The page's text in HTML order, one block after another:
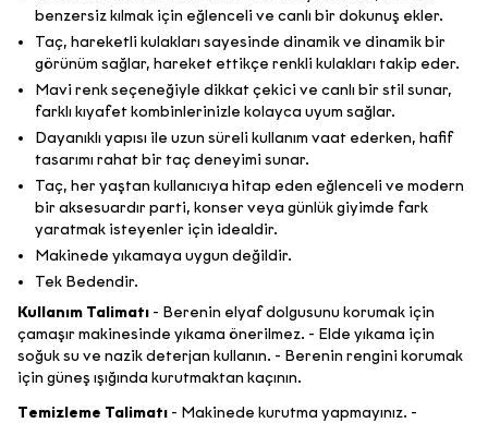
benzersiz kılmak için eğlenceli ve canlı bir dokunuş ekler.
Taç, hareketli kulakları sayesinde dinamik ve dinamik bir
görünüm sağlar, hareket ettikçe renkli kulakları takip eder.
Mavi renk seçeneğiyle dikkat çekici ve canlı bir stil sunar,
farklı kıyafet kombinlerinizle kolayca uyum sağlar.
Dayanıklı yapısı ile uzun süreli kullanım vaat ederken, hafif
tasarımı rahat bir taç deneyimi sunar.
Taç, her yaştan kullanıcıya hitap eden eğlenceli ve modern
bir aksesuardır parti, konser veya günlük giyimde fark
yaratmak isteyenler için idealdir.
Makinede yıkamaya uygun değildir.
Tek Bedendir.
Kullanım Talimatı - Berenin elyaf dolgusunu korumak için
çamaşır makinesinde yıkama önerilmez. - Elde yıkama için
soğuk su ve nazik deterjan kullanın. - Berenin rengini korumak
için güneş ışığında kurutmaktan kaçının.
Temizleme Talimatı - Makinede kurutma yapmayınız. -